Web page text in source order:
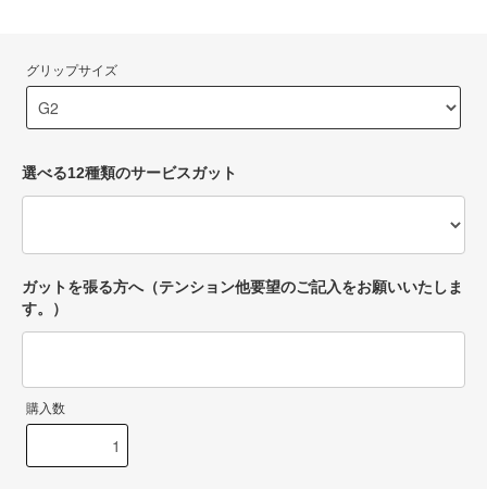
グリップサイズ
選べる12種類のサービスガット
ガットを張る方へ（テンション他要望のご記入をお願いいたしま
す。）
購入数